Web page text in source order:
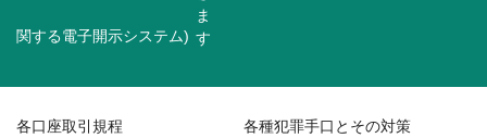
関する電子開示システム)
各口座取引規程 各種犯罪手口とその対策